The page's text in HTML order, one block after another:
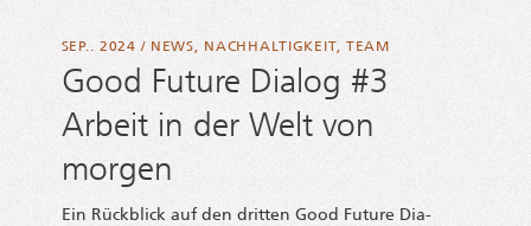
SEP.. 2024 / NEWS, NACHHALTIGKEIT, TEAM
Good Future Dialog #3
Arbeit in der Welt von
morgen
Ein Rück­blick auf den drit­ten Good Future Dia­